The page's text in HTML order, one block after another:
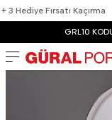
Fırsatı Kaçırma •
GRL10